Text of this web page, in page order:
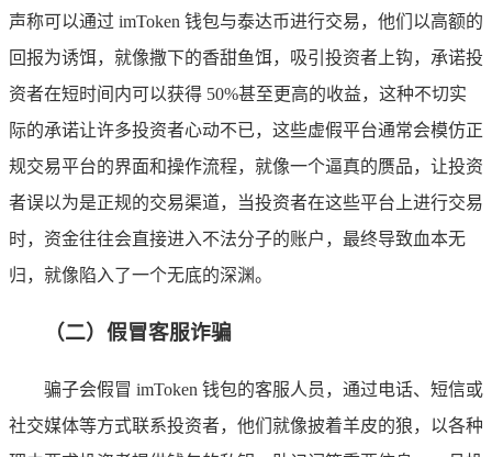
声称可以通过 imToken 钱包与泰达币进行交易，他们以高额的
回报为诱饵，就像撒下的香甜鱼饵，吸引投资者上钩，承诺投
资者在短时间内可以获得 50%甚至更高的收益，这种不切实
际的承诺让许多投资者心动不已，这些虚假平台通常会模仿正
规交易平台的界面和操作流程，就像一个逼真的赝品，让投资
者误以为是正规的交易渠道，当投资者在这些平台上进行交易
时，资金往往会直接进入不法分子的账户，最终导致血本无
归，就像陷入了一个无底的深渊。
（二）假冒客服诈骗
骗子会假冒 imToken 钱包的客服人员，通过电话、短信或
社交媒体等方式联系投资者，他们就像披着羊皮的狼，以各种